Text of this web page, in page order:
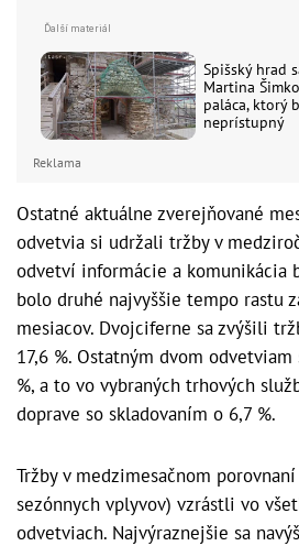
Spišský hrad
Martina
paláca, ktorý
neprístupný
Reklama
Ostatné aktuálne zverejňované
odvetvia si udržali tržby v
odvetví informácie a komunikácia
bolo druhé najvyššie tempo rastu
mesiacov. Dvojciferne sa zvýšili
17,6 %. Ostatným dvom
%, a to vo vybraných trhových
doprave so skladovaním o 6,7 %.
Tržby v medzimesačnom
sezónnych vplyvov) vzrástli vo
odvetviach. Najvýraznejšie sa